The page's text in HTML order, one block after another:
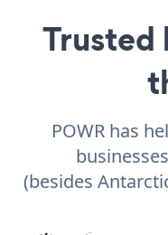
Trusted
POWR has
(besides